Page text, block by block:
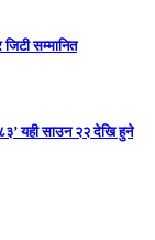
सम्मानित
यही साउन २२ देखि हुने